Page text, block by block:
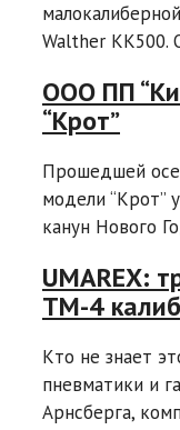
Walther KK500.
ООО ПП
“Крот”
Прошедшей
модели “Крот”
канун Нового
UMAREX:
TM-4
Кто не знает
пневматики и
Арнсберга,